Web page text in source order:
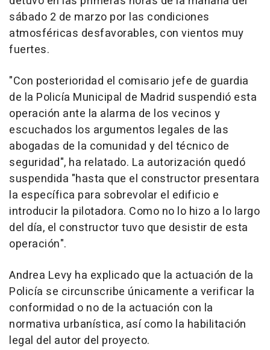
sábado 2 de marzo por las condiciones
atmosféricas desfavorables, con vientos muy
fuertes.
"Con posterioridad el comisario jefe de guardia
de la Policía Municipal de Madrid suspendió esta
operación ante la alarma de los vecinos y
escuchados los argumentos legales de las
abogadas de la comunidad y del técnico de
seguridad", ha relatado. La autorización quedó
suspendida "hasta que el constructor presentara
la específica para sobrevolar el edificio e
introducir la pilotadora. Como no lo hizo a lo largo
del día, el constructor tuvo que desistir de esta
operación".
Andrea Levy ha explicado que la actuación de la
Policía se circunscribe únicamente a verificar la
conformidad o no de la actuación con la
normativa urbanística, así como la habilitación
legal del autor del proyecto.